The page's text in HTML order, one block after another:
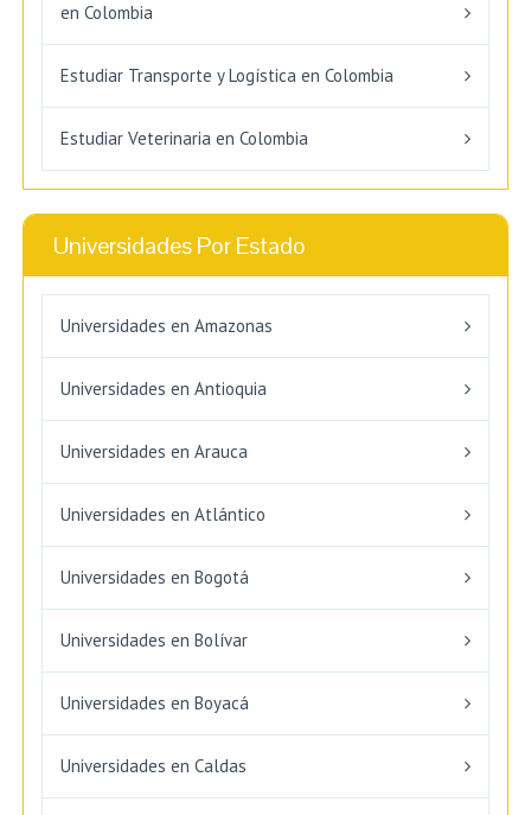
en Colombia
Estudiar Transporte y Logística en Colombia
Estudiar Veterinaria en Colombia
Universidades Por Estado
Universidades en Amazonas
Universidades en Antioquia
Universidades en Arauca
Universidades en Atlántico
Universidades en Bogotá
Universidades en Bolívar
Universidades en Boyacá
Universidades en Caldas